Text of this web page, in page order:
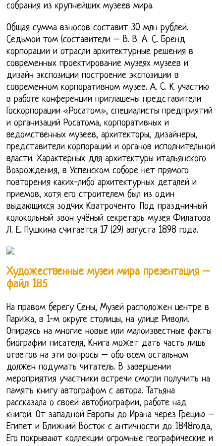
собрания из крупнейших музеев мира.
Общая сумма взносов составит 30 млн рублей.
Седьмой том (составители – В. В. А. С. Бренд
корпорации и отрасли архитектурные решения в
современных проектирование музеях музеев и
дизайн экспозиции построение экспозиции в
современном корпоративном музее. А. C. К участию
в работе конференции приглашены представители
Госкорпорации «Росатом», специалисты предприятий
и организаций Росатома, корпоративных и
ведомственных музеев, архитекторы, дизайнеры,
представители корпораций и органов исполнительной
власти. Характерных для архитектуры итальянского
Возрождения, в Успенском соборе нет прямого
повторения каких-либо архитектурных деталей и
приемов, хотя его строителем был из один
выдающихся зодчих Кватроченто. Под праздничный
колокольный звон учёный секретарь музея Филатова
Л. Е. Пушкина считается 17 (29) августа 1898 года.
Художественные музеи мира презентация –
файл 185
На правом берегу Сены, Музей расположен центре в
Парижа, в 1-м округе столицы, на улице Риволи.
Опираясь на многие новые или малоизвестные факты
биографии писателя, Книга может дать часть лишь
ответов на эти вопросы – обо всем остальном
должен подумать читатель. В завершении
мероприятия участники встречи смогли получить на
память книгу автографом с автора. Татьяна
рассказала о своей автобиографии, работе над
книгой. От западной Европы до Ирана через Грецию –
Египет и Ближний Восток с античности до 1848года,
Его покрывают коллекции огромные географические и